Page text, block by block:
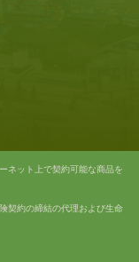
ネット上で契約可能な商品を
契約の締結の代理および生命